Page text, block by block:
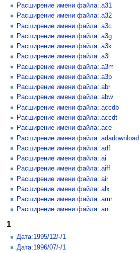
Расширение имени файла:.a31
Расширение имени файла:.a32
Расширение имени файла:.a3c
Расширение имени файла:.a3g
Расширение имени файла:.a3k
Расширение имени файла:.a3l
Расширение имени файла:.a3m
Расширение имени файла:.a3p
Расширение имени файла:.abr
Расширение имени файла:.abw
Расширение имени файла:.accdb
Расширение имени файла:.accdt
Расширение имени файла:.ace
Расширение имени файла:.adadownload
Расширение имени файла:.adf
Расширение имени файла:.ai
Расширение имени файла:.aiff
Расширение имени файла:.air
Расширение имени файла:.alx
Расширение имени файла:.amr
Расширение имени файла:.ani
1
Дата:1995/12/-/1
Дата:1996/07/-/1